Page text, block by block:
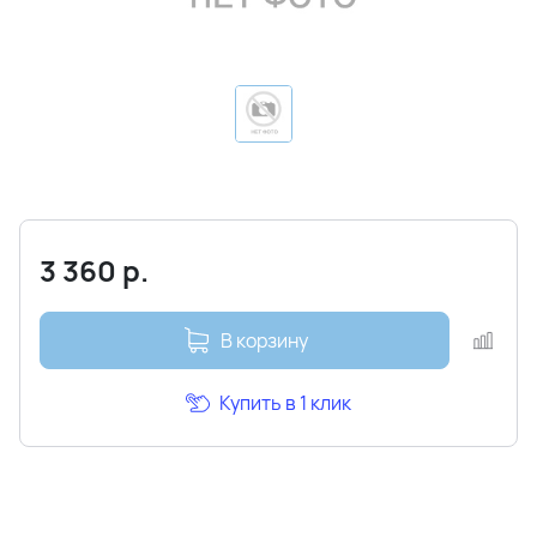
3 360 р.
В корзину
Купить в 1 клик